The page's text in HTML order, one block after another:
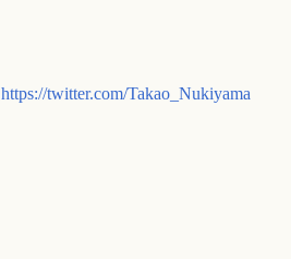
https://twitter.com/Takao_Nukiyama